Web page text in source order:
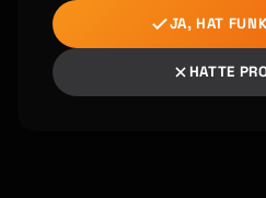
JA, HAT
HATTE